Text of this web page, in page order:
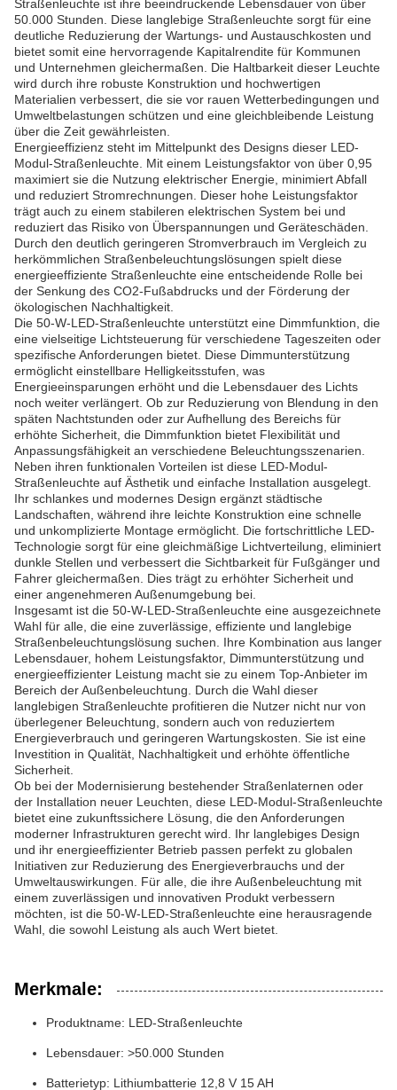
Straßenleuchte ist ihre beeindruckende Lebensdauer von über
50.000 Stunden. Diese langlebige Straßenleuchte sorgt für eine
deutliche Reduzierung der Wartungs- und Austauschkosten und
bietet somit eine hervorragende Kapitalrendite für Kommunen
und Unternehmen gleichermaßen. Die Haltbarkeit dieser Leuchte
wird durch ihre robuste Konstruktion und hochwertigen
Materialien verbessert, die sie vor rauen Wetterbedingungen und
Umweltbelastungen schützen und eine gleichbleibende Leistung
über die Zeit gewährleisten.
Energieeffizienz steht im Mittelpunkt des Designs dieser LED-
Modul-Straßenleuchte. Mit einem Leistungsfaktor von über 0,95
maximiert sie die Nutzung elektrischer Energie, minimiert Abfall
und reduziert Stromrechnungen. Dieser hohe Leistungsfaktor
trägt auch zu einem stabileren elektrischen System bei und
reduziert das Risiko von Überspannungen und Geräteschäden.
Durch den deutlich geringeren Stromverbrauch im Vergleich zu
herkömmlichen Straßenbeleuchtungslösungen spielt diese
energieeffiziente Straßenleuchte eine entscheidende Rolle bei
der Senkung des CO2-Fußabdrucks und der Förderung der
ökologischen Nachhaltigkeit.
Die 50-W-LED-Straßenleuchte unterstützt eine Dimmfunktion, die
eine vielseitige Lichtsteuerung für verschiedene Tageszeiten oder
spezifische Anforderungen bietet. Diese Dimmunterstützung
ermöglicht einstellbare Helligkeitsstufen, was
Energieeinsparungen erhöht und die Lebensdauer des Lichts
noch weiter verlängert. Ob zur Reduzierung von Blendung in den
späten Nachtstunden oder zur Aufhellung des Bereichs für
erhöhte Sicherheit, die Dimmfunktion bietet Flexibilität und
Anpassungsfähigkeit an verschiedene Beleuchtungsszenarien.
Neben ihren funktionalen Vorteilen ist diese LED-Modul-
Straßenleuchte auf Ästhetik und einfache Installation ausgelegt.
Ihr schlankes und modernes Design ergänzt städtische
Landschaften, während ihre leichte Konstruktion eine schnelle
und unkomplizierte Montage ermöglicht. Die fortschrittliche LED-
Technologie sorgt für eine gleichmäßige Lichtverteilung, eliminiert
dunkle Stellen und verbessert die Sichtbarkeit für Fußgänger und
Fahrer gleichermaßen. Dies trägt zu erhöhter Sicherheit und
einer angenehmeren Außenumgebung bei.
Insgesamt ist die 50-W-LED-Straßenleuchte eine ausgezeichnete
Wahl für alle, die eine zuverlässige, effiziente und langlebige
Straßenbeleuchtungslösung suchen. Ihre Kombination aus langer
Lebensdauer, hohem Leistungsfaktor, Dimmunterstützung und
energieeffizienter Leistung macht sie zu einem Top-Anbieter im
Bereich der Außenbeleuchtung. Durch die Wahl dieser
langlebigen Straßenleuchte profitieren die Nutzer nicht nur von
überlegener Beleuchtung, sondern auch von reduziertem
Energieverbrauch und geringeren Wartungskosten. Sie ist eine
Investition in Qualität, Nachhaltigkeit und erhöhte öffentliche
Sicherheit.
Ob bei der Modernisierung bestehender Straßenlaternen oder
der Installation neuer Leuchten, diese LED-Modul-Straßenleuchte
bietet eine zukunftssichere Lösung, die den Anforderungen
moderner Infrastrukturen gerecht wird. Ihr langlebiges Design
und ihr energieeffizienter Betrieb passen perfekt zu globalen
Initiativen zur Reduzierung des Energieverbrauchs und der
Umweltauswirkungen. Für alle, die ihre Außenbeleuchtung mit
einem zuverlässigen und innovativen Produkt verbessern
möchten, ist die 50-W-LED-Straßenleuchte eine herausragende
Wahl, die sowohl Leistung als auch Wert bietet.
Merkmale:
Produktname: LED-Straßenleuchte
Lebensdauer: >50.000 Stunden
Batterietyp: Lithiumbatterie 12,8 V 15 AH